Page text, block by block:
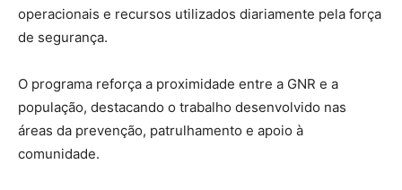
operacionais e recursos utilizados diariamente pela força
de segurança.
O programa reforça a proximidade entre a GNR e a
população, destacando o trabalho desenvolvido nas
áreas da prevenção, patrulhamento e apoio à
comunidade.